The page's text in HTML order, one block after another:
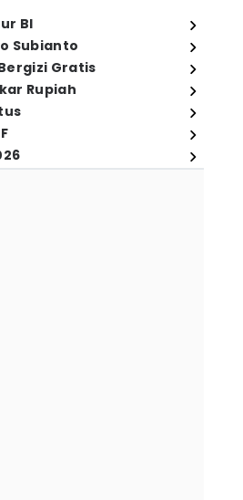
BI
Subianto
Gratis
Rupiah